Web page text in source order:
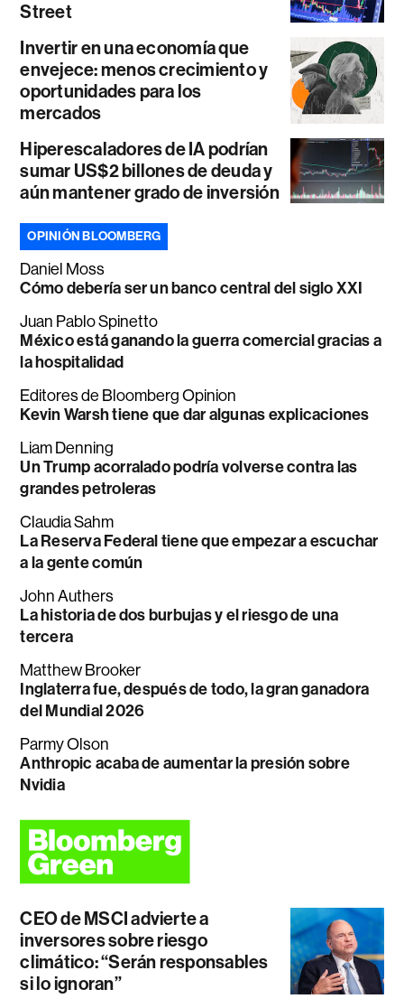
Street
Invertir en una economía que
envejece: menos crecimiento y
oportunidades para los
mercados
Hiperescaladores de IA podrían
sumar US$2 billones de deuda y
aún mantener grado de inversión
OPINIÓN BLOOMBERG
Daniel Moss
Cómo debería ser un banco central del siglo XXI
Juan Pablo Spinetto
México está ganando la guerra comercial gracias a
la hospitalidad
Editores de Bloomberg Opinion
Kevin Warsh tiene que dar algunas explicaciones
Liam Denning
Un Trump acorralado podría volverse contra las
grandes petroleras
Claudia Sahm
La Reserva Federal tiene que empezar a escuchar
a la gente común
John Authers
La historia de dos burbujas y el riesgo de una
tercera
Matthew Brooker
Inglaterra fue, después de todo, la gran ganadora
del Mundial 2026
Parmy Olson
Anthropic acaba de aumentar la presión sobre
Nvidia
CEO de MSCI advierte a
inversores sobre riesgo
climático: “Serán responsables
si lo ignoran”